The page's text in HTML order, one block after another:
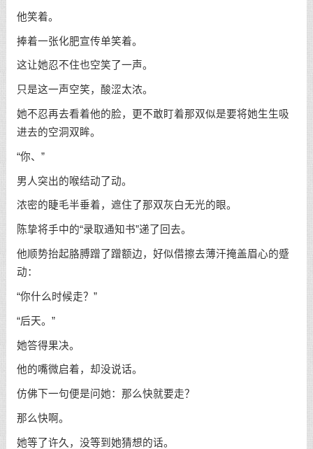
他笑着。
捧着一张化肥宣传单笑着。
这让她忍不住也空笑了一声。
只是这一声空笑，酸涩太浓。
她不忍再去看着他的脸，更不敢盯着那双似是要将她生生吸
进去的空洞双眸。
“你、”
男人突出的喉结动了动。
浓密的睫毛半垂着，遮住了那双灰白无光的眼。
陈挚将手中的“录取通知书”递了回去。
他顺势抬起胳膊蹭了蹭额边，好似借擦去薄汗掩盖眉心的蹙
动：
“你什么时候走？”
“后天。”
她答得果决。
他的嘴微启着，却没说话。
仿佛下一句便是问她：那么快就要走？
那么快啊。
她等了许久，没等到她猜想的话。